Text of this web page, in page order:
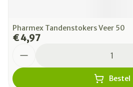
Pharmex Tandenstokers Veer 50
€ 4,97
Bestel